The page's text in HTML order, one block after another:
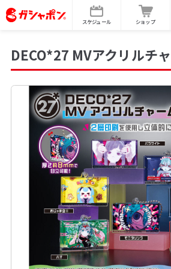
スケジュール ショップ
DECO*27 MVアクリルチ